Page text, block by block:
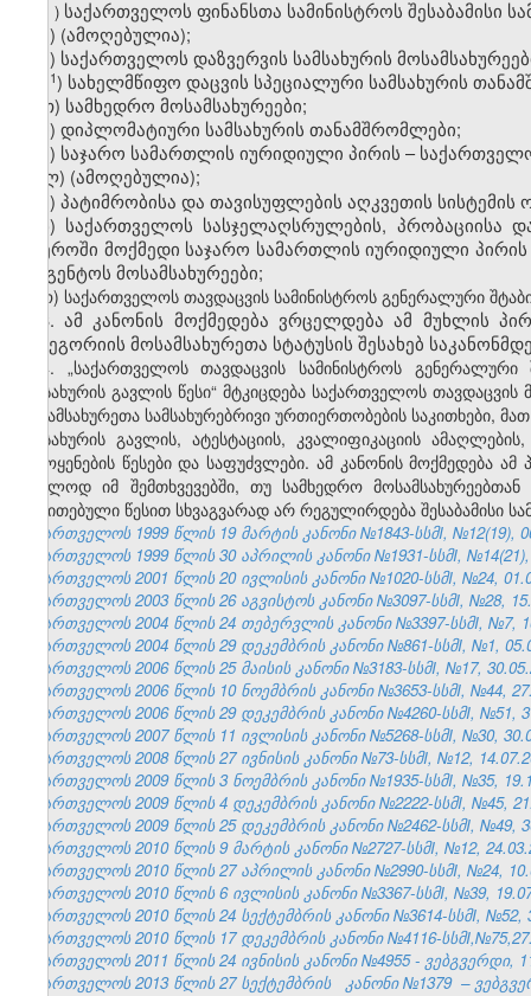
) საქართველოს ფინანსთა სამინისტროს შესაბამისი
ვ) (ამოღებულია);
ზ) საქართველოს დაზვერვის სამსახურის
​1) სახელმწიფო დაცვის სპეციალური სამსახურის
თ) სამხედრო მოსამსახურეები;
ი) დიპლომატიური სამსახურის თანამშრომლები;
) საჯარო სამართლის იურიდიული პირის –
ლ) (ამოღებულია);
მ) პატიმრობისა და თავისუფლების აღკვეთის
ნ) საქართველოს სასჯელაღსრულების, პრობაციისა
სფეროში მოქმედი საჯარო სამართლის იურიდიული
სააგენტოს მოსამსახურეები;
ო) საქართველოს თავდაცვის სამინისტროს გენერალური
3. ამ კანონის მოქმედება ვრცელდება ამ მუხლის
კატეგორიის მოსამსახურეთა სტატუსის შესახებ
4. „საქართველოს თავდაცვის სამინისტროს გენერალური
სამსახურის გავლის წესი“ მტკიცდება საქართველოს თავდაცვის
მოსამსახურეთა სამსახურებრივი ურთიერთობების საკითხები,მათ
სამსახურის გავლის, ატესტაციის, კვალიფიკაციის ამაღლების
გამოყენების წესები და საფუძვლები. ამ კანონის მოქმედება ამ
მხოლოდ იმ შემთხვევებში, თუ სამხედრო მოსამსახურეებთან
მითითებული წესით სხვაგვარად არ რეგულირდება შესაბამისი
საქართველოს 1999 წლის 19 მარტის კანონი №1843-სსმI, №12(19),
საქართველოს 1999 წლის 30 აპრილის კანონი №1931-სსმI, №14(21),
საქართველოს 2001 წლის 20 ივლისის კანონი №1020-სსმI, №24,
საქართველოს 2003 წლის 26 აგვისტოს კანონი №3097-სსმI, №28,
საქართველოს 2004 წლის 24 თებერვლის კანონი №3397-სსმI, №7,
საქართველოს 2004 წლის 29 დეკემბრის კანონი №861-სსმI, №1,
საქართველოს 2006 წლის 25 მაისის კანონი №3183-სსმI, №17,
საქართველოს 2006 წლის 10 ნოემბრის კანონი №3653-სსმI, №44,
საქართველოს 2006 წლის 29 დეკემბრის კანონი №4260-სსმI, №51,
საქართველოს 2007 წლის 11 ივლისის კანონი №5268-სსმI, №30,
საქართველოს 2008 წლის 27 ივნისის კანონი №73-სსმI, №12,
საქართველოს 2009 წლის 3 ნოემბრის კანონი №1935-სსმI, №35,
საქართველოს 2009 წლის 4 დეკემბრის კანონი №2222-სსმI, №45,
საქართველოს 2009 წლის 25 დეკემბრის კანონი №2462-სსმI, №49,
საქართველოს 2010 წლის 9 მარტის კანონი №2727-სსმI, №12,
საქართველოს 2010 წლის 27 აპრილის კანონი №2990-სსმI, №24,
საქართველოს 2010 წლის 6 ივლისის კანონი №3367-სსმI, №39,
საქართველოს 2010 წლის 24 სექტემბრის კანონი №3614-სსმI, №52,
საქართველოს 2010 წლის 17 დეკემბრის კანონი №4116-
საქართველოს 2011 წლის 24 ივნისის კანონი №4955 - ვებგვერდი,
საქართველოს 2013 წლის 27 სექტემბრის
კანონი №1379 –